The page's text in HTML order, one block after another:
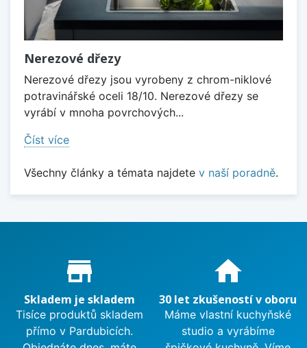
Nerezové dřezy
Nerezové dřezy jsou vyrobeny z chrom-niklové
potravinářské oceli 18/10. Nerezové dřezy se
vyrábí v mnoha povrchových...
Číst více
Všechny články a témata najdete v naší poradně.
Proč nakupovat u nás?
store_mall_directory
Skladem je skladem
Tisíce produktů skladem
přímo v Pardubicích.
home
30 let zkušeností v oboru
Máme vlastní kuchyňské
studio a vyrábíme